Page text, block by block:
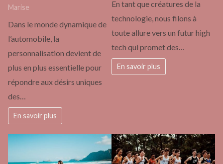
Marise
Dans le monde dynamique de
l’automobile, la
personnalisation devient de
plus en plus essentielle pour
répondre aux désirs uniques
des…
En savoir plus
En tant que créatures de la
technologie, nous filons à
toute allure vers un futur high
tech qui promet des…
En savoir plus